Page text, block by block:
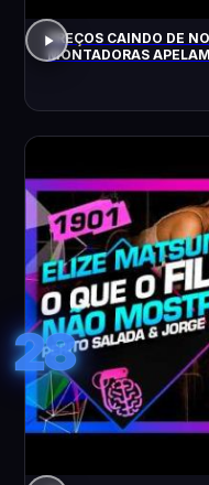
PREÇOS CAINDO DE
MONTADORAS APELAM
28